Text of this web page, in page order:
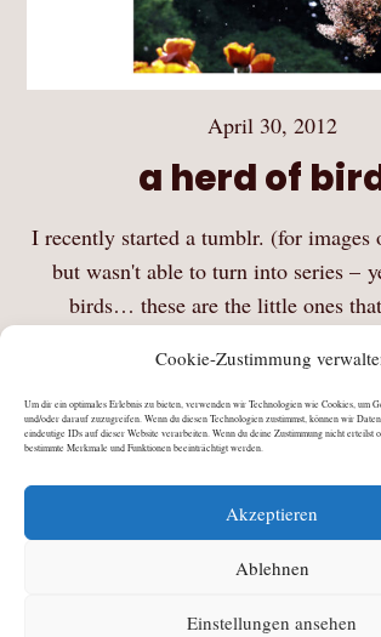
Cookie-Zustimmung
Um dir ein optimales Erlebnis zu bieten, verwenden wir Technologien wie Cookies, um
und/oder darauf zuzugreifen. Wenn du diesen Technologien zustimmst, können wir
eindeutige IDs auf dieser Website verarbeiten. Wenn du deine Zustimmung nicht erteilst
bestimmte Merkmale und Funktionen beeinträchtigt werden.
Akzeptieren
Ablehnen
Einstellungen ansehen
April 30, 2012
a herd of
I recently started a tumblr. (for
but wasn't able to turn into series –
birds… these are the little ones
Julia Schiller2026 · All Rights